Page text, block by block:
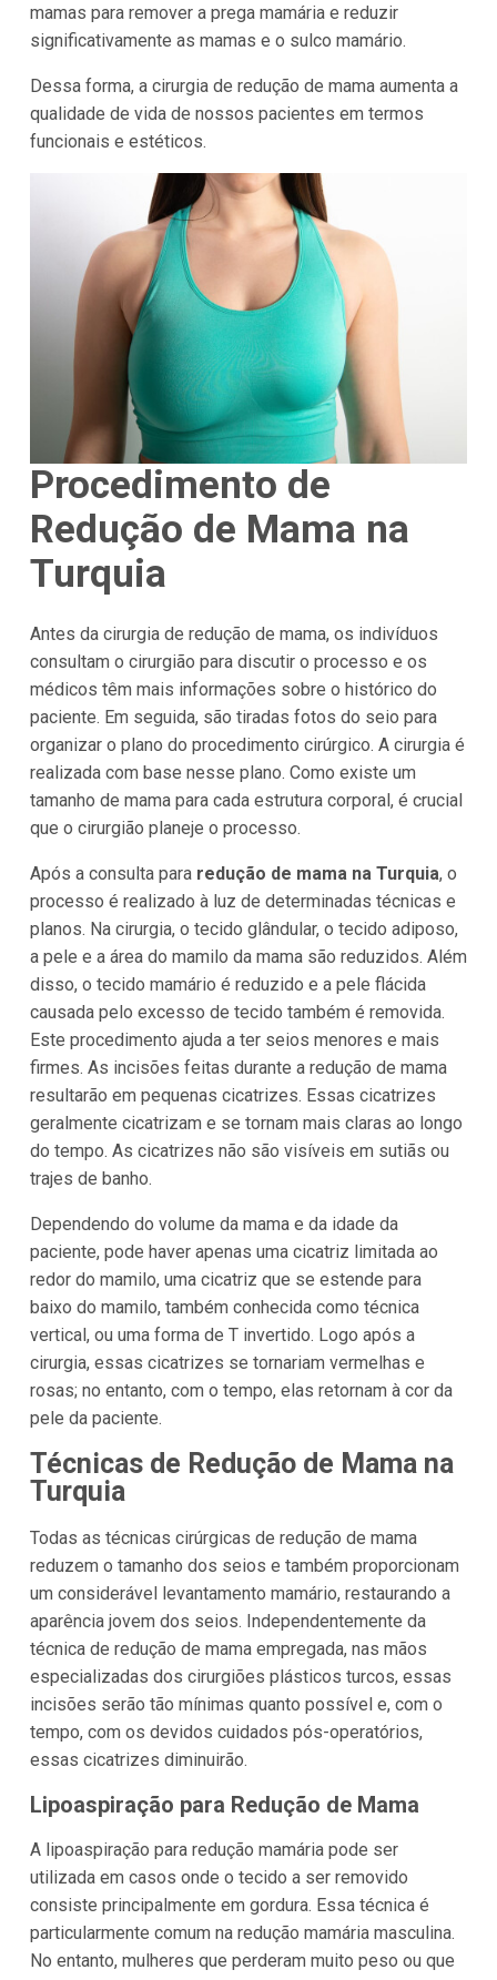
mamas para remover a prega mamária e reduzir
significativamente as mamas e o sulco mamário.
Dessa forma, a cirurgia de redução de mama aumenta a
qualidade de vida de nossos pacientes em termos
funcionais e estéticos.
Procedimento de
Redução de Mama na
Turquia
Antes da cirurgia de redução de mama, os indivíduos
consultam o cirurgião para discutir o processo e os
médicos têm mais informações sobre o histórico do
paciente. Em seguida, são tiradas fotos do seio para
organizar o plano do procedimento cirúrgico. A cirurgia é
realizada com base nesse plano. Como existe um
tamanho de mama para cada estrutura corporal, é crucial
que o cirurgião planeje o processo.
Após a consulta para redução de mama na Turquia, o
processo é realizado à luz de determinadas técnicas e
planos. Na cirurgia, o tecido glândular, o tecido adiposo,
a pele e a área do mamilo da mama são reduzidos. Além
disso, o tecido mamário é reduzido e a pele flácida
causada pelo excesso de tecido também é removida.
Este procedimento ajuda a ter seios menores e mais
firmes. As incisões feitas durante a redução de mama
resultarão em pequenas cicatrizes. Essas cicatrizes
geralmente cicatrizam e se tornam mais claras ao longo
do tempo. As cicatrizes não são visíveis em sutiãs ou
trajes de banho.
Dependendo do volume da mama e da idade da
paciente, pode haver apenas uma cicatriz limitada ao
redor do mamilo, uma cicatriz que se estende para
baixo do mamilo, também conhecida como técnica
vertical, ou uma forma de T invertido. Logo após a
cirurgia, essas cicatrizes se tornariam vermelhas e
rosas; no entanto, com o tempo, elas retornam à cor da
pele da paciente.
Técnicas de Redução de Mama na
Turquia
Todas as técnicas cirúrgicas de redução de mama
reduzem o tamanho dos seios e também proporcionam
um considerável levantamento mamário, restaurando a
aparência jovem dos seios. Independentemente da
técnica de redução de mama empregada, nas mãos
especializadas dos cirurgiões plásticos turcos, essas
incisões serão tão mínimas quanto possível e, com o
tempo, com os devidos cuidados pós-operatórios,
essas cicatrizes diminuirão.
Lipoaspiração para Redução de Mama
A lipoaspiração para redução mamária pode ser
utilizada em casos onde o tecido a ser removido
consiste principalmente em gordura. Essa técnica é
particularmente comum na redução mamária masculina.
No entanto, mulheres que perderam muito peso ou que